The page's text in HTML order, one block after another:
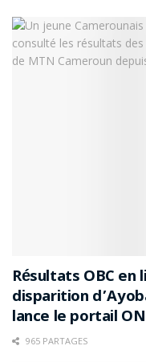
Résultats OBC en
disparition
lance le portail
965 PARTAGES